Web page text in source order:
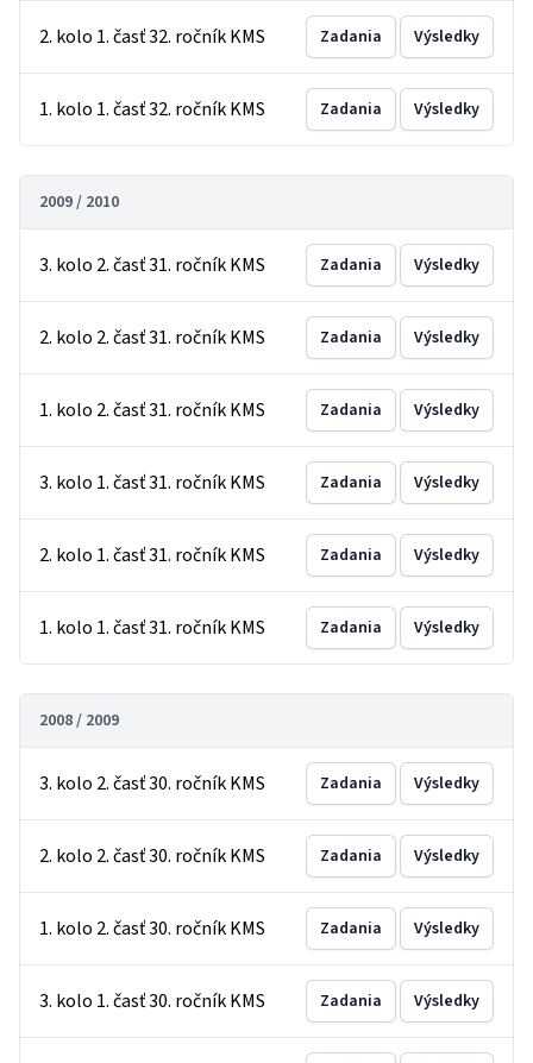
2. kolo 1. časť 32. ročník KMS Zadania Výsledky
1. kolo 1. časť 32. ročník KMS Zadania Výsledky
2009 / 2010
3. kolo 2. časť 31. ročník KMS Zadania Výsledky
2. kolo 2. časť 31. ročník KMS Zadania Výsledky
1. kolo 2. časť 31. ročník KMS Zadania Výsledky
3. kolo 1. časť 31. ročník KMS Zadania Výsledky
2. kolo 1. časť 31. ročník KMS Zadania Výsledky
1. kolo 1. časť 31. ročník KMS Zadania Výsledky
2008 / 2009
3. kolo 2. časť 30. ročník KMS Zadania Výsledky
2. kolo 2. časť 30. ročník KMS Zadania Výsledky
1. kolo 2. časť 30. ročník KMS Zadania Výsledky
3. kolo 1. časť 30. ročník KMS Zadania Výsledky